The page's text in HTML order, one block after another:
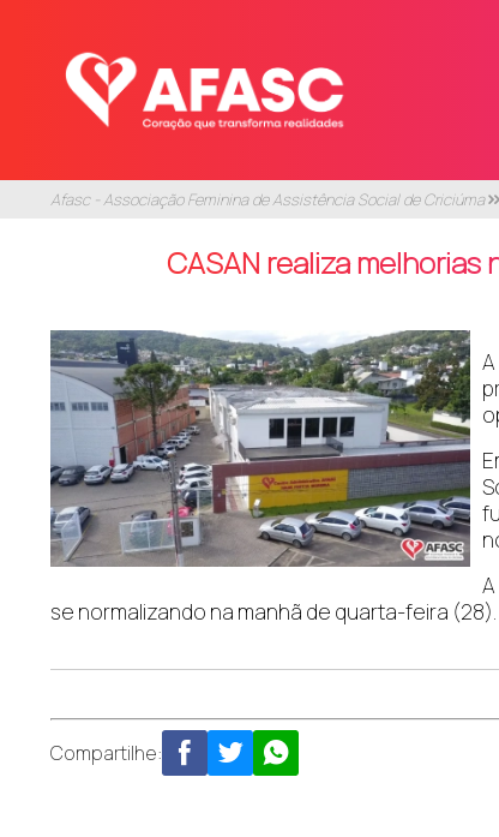
Afasc - Associação Feminina de Assistência Social de Criciúma
CASAN realiza
se normalizando na manhã de quarta-feira (28).
Compartilhe: